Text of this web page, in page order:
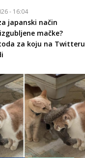
- 16:04
japanski način
mačke?
za koju na Twitteru